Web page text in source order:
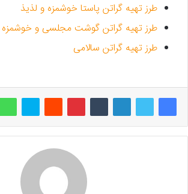
طرز تهیه گراتن پاستا خوشمزه و لذیذ
طرز تهیه گراتن گوشت مجلسی و خوشمزه
طرز تهیه گراتن سالامی